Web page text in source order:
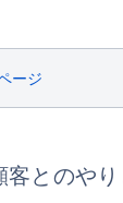
ージ
とのやり